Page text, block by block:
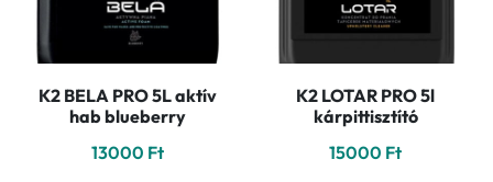
K2 BELA PRO 5L aktív
hab blueberry
13000 Ft
K2 LOTAR PRO 5l
kárpittisztító
15000 Ft